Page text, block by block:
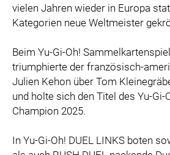
PRESSEKONTAKT
vielen Jahren wieder in Europa
Kategorien neue Weltmeister
Beim Yu-Gi-Oh!
triumphierte der französisch-
Julien Kehon über Tom
und holte sich den Titel des Yu-Gi-
Champion 2025.
In Yu-Gi-Oh! DUEL LINKS boten